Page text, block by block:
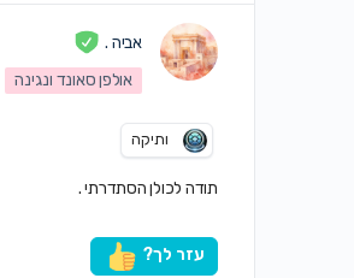
אביה .
אולפן סאונד ונגינה
ותיקה
תודה לכולן הסתדרתי .
עזר לך?